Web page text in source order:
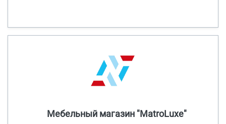
Мебельный магазин "MatroLuxe"